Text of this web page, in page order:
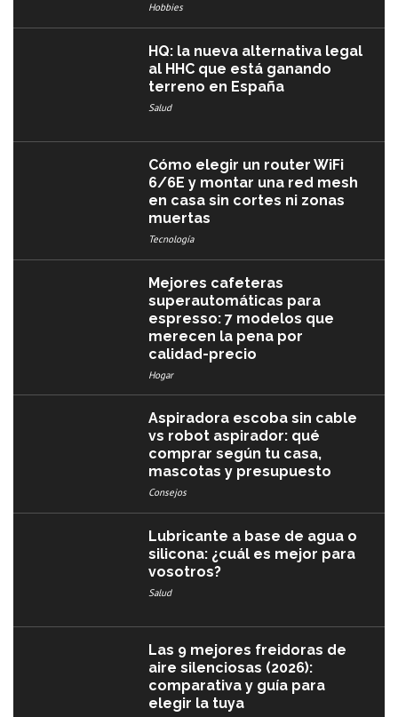
Hobbies
HQ: la nueva alternativa legal
al HHC que está ganando
terreno en España
Salud
Cómo elegir un router WiFi
6/6E y montar una red mesh
en casa sin cortes ni zonas
muertas
Tecnología
Mejores cafeteras
superautomáticas para
espresso: 7 modelos que
merecen la pena por
calidad-precio
Hogar
Aspiradora escoba sin cable
vs robot aspirador: qué
comprar según tu casa,
mascotas y presupuesto
Consejos
Lubricante a base de agua o
silicona: ¿cuál es mejor para
vosotros?
Salud
Las 9 mejores freidoras de
aire silenciosas (2026):
comparativa y guía para
elegir la tuya